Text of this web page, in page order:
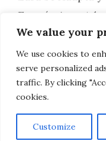
We value your
We use cookies to
serve personalized
traffic. By clicking
cookies.
Customize
Económicos
Navegando
Desafíos
Emergentes
AVISO LEGAL,